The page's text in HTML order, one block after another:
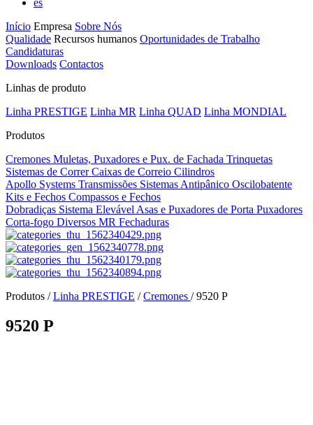
es
Início Empresa Sobre Nós
Qualidade Recursos humanos Oportunidades de Trabalho
Candidaturas
Downloads Contactos
Linhas de produto
Linha PRESTIGE Linha MR Linha QUAD Linha MONDIAL
Produtos
Cremones Muletas, Puxadores e Pux. de Fachada Trinquetas
Sistemas de CorrerCaixas de Correio Cilindros
Apollo Systems Transmissões Sistemas Antipânico Oscilobatente
Kits e Fechos Compassos e Fechos
Dobradiças Sistema Elevável Asas e Puxadores de Porta Puxadores
Corta-fogo Diversos MR Fechaduras
Produtos /Linha PRESTIGE /Cremones /9520 P
9520 P